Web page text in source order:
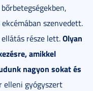
szenvedett.
része lett.Olyan
amikkel
nagyon sokat és
elleni gyógyszert